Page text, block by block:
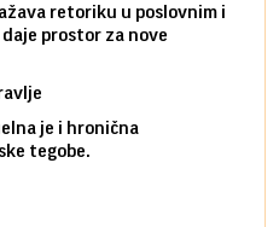
retoriku u poslovnim i
prostor za nove
je i hronična
tegobe.